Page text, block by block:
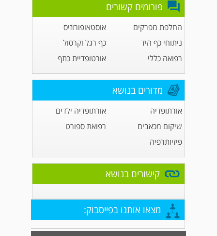
פורומים קשורים
החלפת מפרקים
אוסטאופורוזיס
ניתוחי כף היד
כף רגל וקרסול
רפואה כללי
אורטופדיית כתף
מדורים בנושא
אורתופדיה
אורתופדיה ילדים
שיקום מכאבים
רפואת ספורט
פיזיותרפיה
קישורים בנושא
מצאו אותנו בפייסבוק: